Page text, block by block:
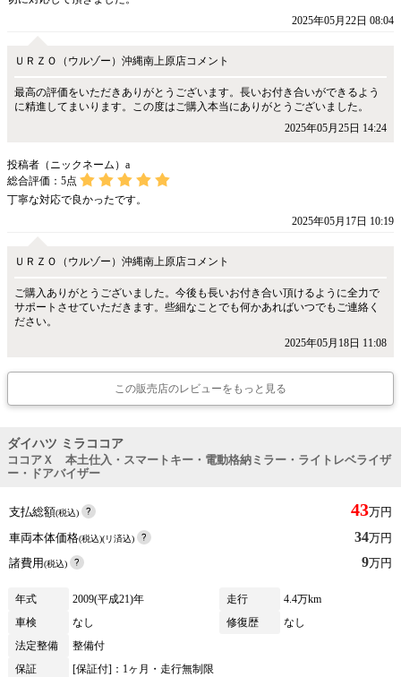
2025年05月22日 08:04
ＵＲＺＯ（ウルゾー）沖縄南上原店コメント
最高の評価をいただきありがとうございます。長いお付き合いができるよう
に精進してまいります。この度はご購入本当にありがとうございました。
2025年05月25日 14:24
投稿者（ニックネーム）a
総合評価： 5点
丁寧な対応で良かったです。
2025年05月17日 10:19
ＵＲＺＯ（ウルゾー）沖縄南上原店コメント
ご購入ありがとうございました。今後も長いお付き合い頂けるように全力で
サポートさせていただきます。些細なことでも何かあればいつでもご連絡く
ださい。
2025年05月18日 11:08
この販売店のレビューをもっと見る
ダイハツ ミラココア
ココアＸ 本土仕入・スマートキー・電動格納ミラー・ライトレベライザ
ー・ドアバイザー
支払総額(税込) 43万円
車両本体価格(税込)(リ済込) 34万円
諸費用(税込) 9万円
年式 2009(平成21)年 走行
4.4万km
車検
なし 修復歴
なし
法定整備
整備付
保証
[保証付]：1ヶ月・走行無制限